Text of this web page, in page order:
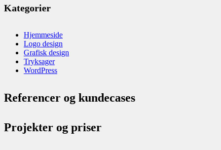
Kategorier
Hjemmeside
Logo design
Grafisk design
Tryksager
WordPress
Referencer og kundecases
Projekter og priser